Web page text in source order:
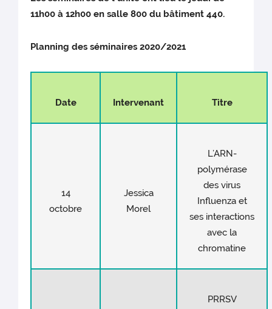
11h00 à 12h00 en salle 800 du bâtiment 440.
Planning des séminaires 2020/2021
Date Intervenant Titre
14
octobre
Jessica
Morel
L’ARN-
polymérase
des virus
Influenza et
ses interactions
avec la
chromatine
PRRSV